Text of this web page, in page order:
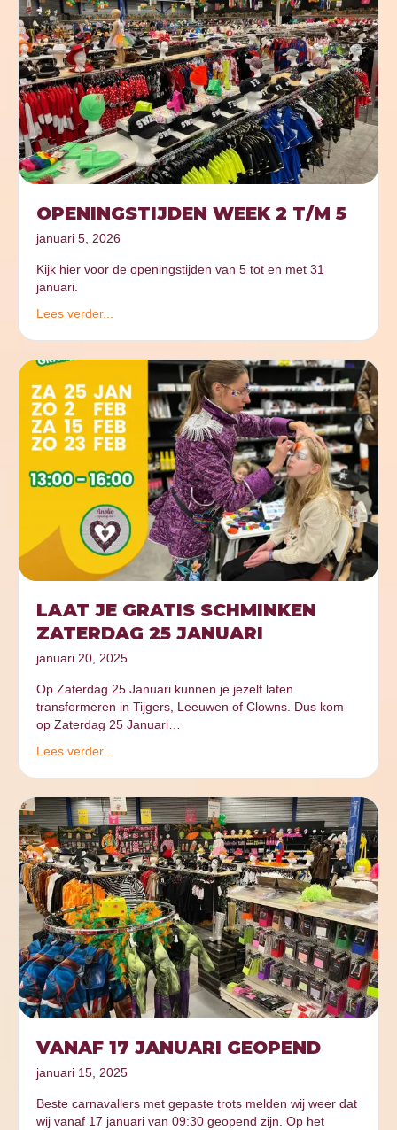
OPENINGSTIJDEN WEEK 2 T/M 5
januari 5, 2026
Kijk hier voor de openingstijden van 5 tot en met 31
januari.
Lees verder...
LAAT JE GRATIS SCHMINKEN
ZATERDAG 25 JANUARI
januari 20, 2025
Op Zaterdag 25 Januari kunnen je jezelf laten
transformeren in Tijgers, Leeuwen of Clowns. Dus kom
op Zaterdag 25 Januari…
Lees verder...
VANAF 17 JANUARI GEOPEND
januari 15, 2025
Beste carnavallers met gepaste trots melden wij weer dat
wij vanaf 17 januari van 09:30 geopend zijn. Op het